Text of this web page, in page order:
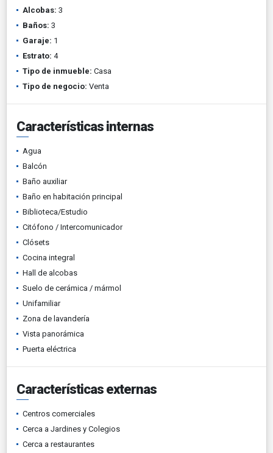
Alcobas: 3
Baños: 3
Garaje: 1
Estrato: 4
Tipo de inmueble: Casa
Tipo de negocio: Venta
Características internas
Agua
Balcón
Baño auxiliar
Baño en habitación principal
Biblioteca/Estudio
Citófono / Intercomunicador
Clósets
Cocina integral
Hall de alcobas
Suelo de cerámica / mármol
Unifamiliar
Zona de lavandería
Vista panorámica
Puerta eléctrica
Características externas
Centros comerciales
Cerca a Jardines y Colegios
Cerca a restaurantes